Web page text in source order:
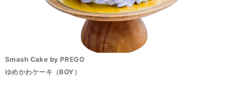
Smash Cake by PREGO
ゆめかわケーキ（BOY）